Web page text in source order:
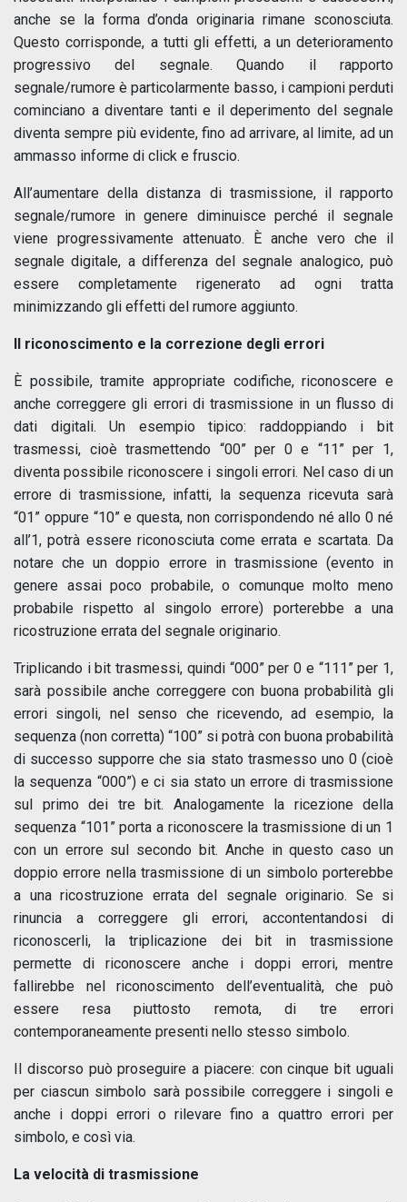
anche se la forma d’onda originaria rimane sconosciuta.
Questo corrisponde, a tutti gli effetti, a un deterioramento
progressivo del segnale. Quando il rapporto
segnale/rumore è particolarmente basso, i campioni perduti
cominciano a diventare tanti e il deperimento del segnale
diventa sempre più evidente, fino ad arrivare, al limite, ad un
ammasso informe di click e fruscio.
All’aumentare della distanza di trasmissione, il rapporto
segnale/rumore in genere diminuisce perché il segnale
viene progressivamente attenuato. È anche vero che il
segnale digitale, a differenza del segnale analogico, può
essere completamente rigenerato ad ogni tratta
minimizzando gli effetti del rumore aggiunto.
Il riconoscimento e la correzione degli errori
È possibile, tramite appropriate codifiche, riconoscere e
anche correggere gli errori di trasmissione in un flusso di
dati digitali. Un esempio tipico: raddoppiando i bit
trasmessi, cioè trasmettendo “00” per 0 e “11” per 1,
diventa possibile riconoscere i singoli errori. Nel caso di un
errore di trasmissione, infatti, la sequenza ricevuta sarà
“01” oppure “10” e questa, non corrispondendo né allo 0 né
all’1, potrà essere riconosciuta come errata e scartata. Da
notare che un doppio errore in trasmissione (evento in
genere assai poco probabile, o comunque molto meno
probabile rispetto al singolo errore) porterebbe a una
ricostruzione errata del segnale originario.
Triplicando i bit trasmessi, quindi “000” per 0 e “111” per 1,
sarà possibile anche correggere con buona probabilità gli
errori singoli, nel senso che ricevendo, ad esempio, la
sequenza (non corretta) “100” si potrà con buona probabilità
di successo supporre che sia stato trasmesso uno 0 (cioè
la sequenza “000”) e ci sia stato un errore di trasmissione
sul primo dei tre bit. Analogamente la ricezione della
sequenza “101” porta a riconoscere la trasmissione di un 1
con un errore sul secondo bit. Anche in questo caso un
doppio errore nella trasmissione di un simbolo porterebbe
a una ricostruzione errata del segnale originario. Se si
rinuncia a correggere gli errori, accontentandosi di
riconoscerli, la triplicazione dei bit in trasmissione
permette di riconoscere anche i doppi errori, mentre
fallirebbe nel riconoscimento dell’eventualità, che può
essere resa piuttosto remota, di tre errori
contemporaneamente presenti nello stesso simbolo.
Il discorso può proseguire a piacere: con cinque bit uguali
per ciascun simbolo sarà possibile correggere i singoli e
anche i doppi errori o rilevare fino a quattro errori per
simbolo, e così via.
La velocità di trasmissione